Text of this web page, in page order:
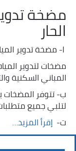
مضخة
الحار
ا- مضخة تدوير
مضخات لتدوير
المباني السكنية
ب- تتوفر المضخات
لتلبي جميع
ت- ‏ إقرأ المزيد…